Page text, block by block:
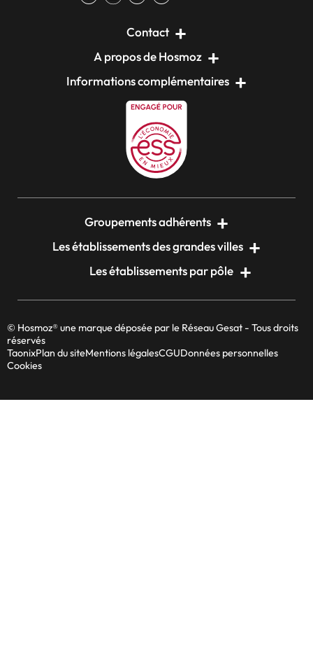
Contact
A propos de Hosmoz
Informations complémentaires
Groupements adhérents
Les établissements des grandes villes
Les établissements par pôle
© Hosmoz® une marque déposée par le Réseau Gesat - Tous droits
réservés
TaonixPlan du siteMentions légalesCGUDonnées personnelles
Cookies